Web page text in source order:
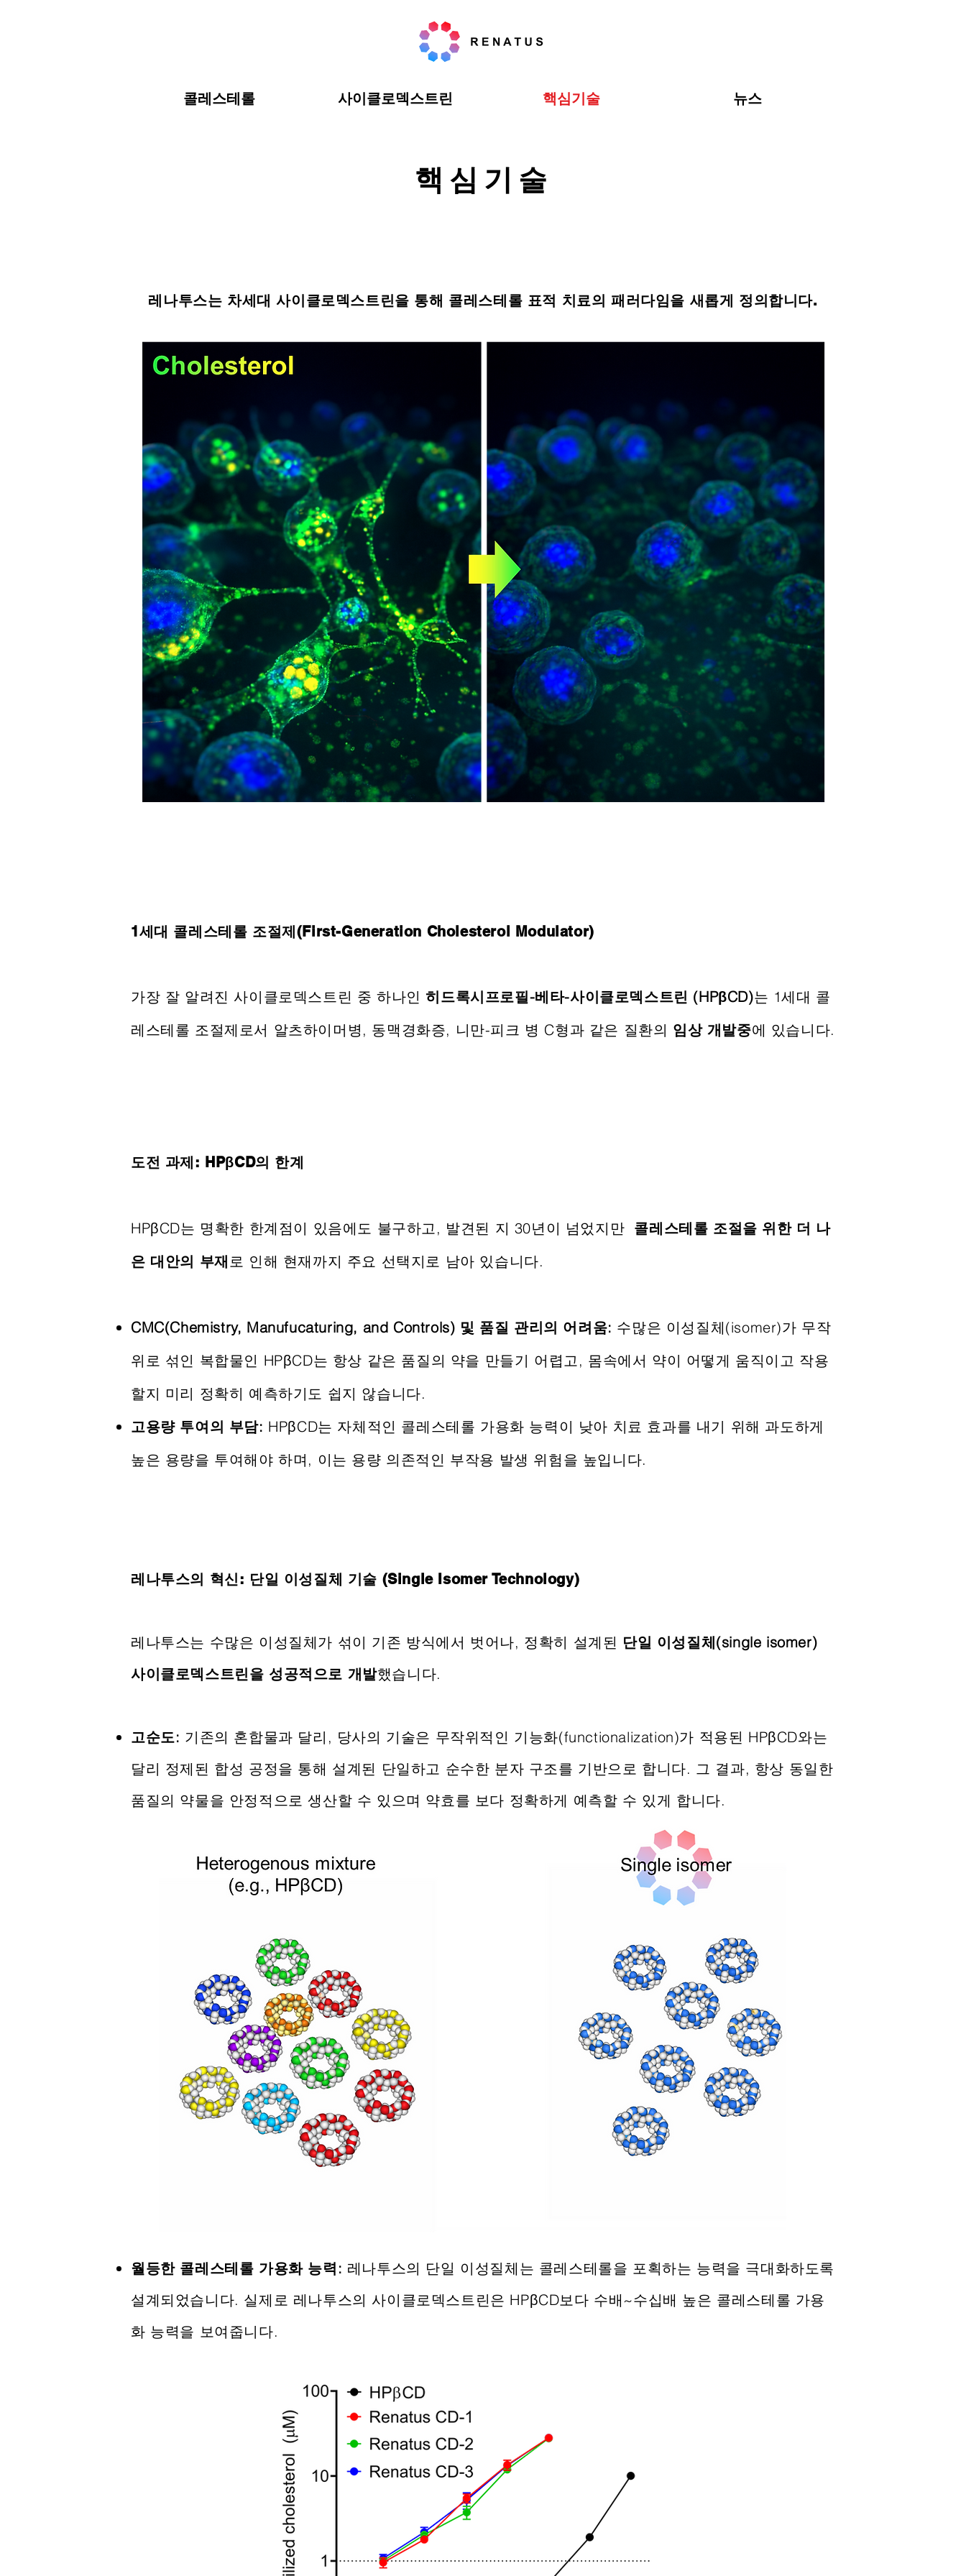
콜레스테롤 사이클로덱스트린 핵심기술 뉴스
핵심​기술
레나투스는 차세대 사이클로덱스트린을 통해 콜레스테롤 표적 치료의 패러다임을 새롭게 정의합니다.
1세대 콜레스테롤 조절제(First-Generation Cholesterol Modulator)
가장 잘 알려진 사이클로덱스트린 중 하나인 히드록시프로필-베타-사이클로덱스트린 (HPβCD)는 1세대 콜
레스테롤 조절제로서 알츠하이머병, 동맥경화증, 니만-피크 병 C형과 같은 질환의 임상 개발중에 있습니다.
도전 과제: HPβCD의 한계
HPβCD는 명확한 한계점이 있음에도 불구하고, 발견된 지 30년이 넘었지만 콜레스테롤 조절을 위한 더 나
은 대안의 부재로 인해 현재까지 주요 선택지로 남아 있습니다.
CMC(Chemistry, Manufucaturing, and Controls) 및 품질 관리의 어려움: 수많은 이성질체(isomer)가 무작
위로 섞인 복합물인 HPβCD는 항상 같은 품질의 약을 만들기 어렵고, 몸속에서 약이 어떻게 움직이고 작용
할지 미리 정확히 예측하기도 쉽지 않습니다.
고용량 투여의 부담: HPβCD는 자체적인 콜레스테롤 가용화 능력이 낮아 치료 효과를 내기 위해 과도하게
높은 용량을 투여해야 하며, 이는 용량 의존적인 부작용 발생 위험을 높입니다.
레나투스의 혁신: 단일 이성질체 기술 (Single Isomer Technology)
레나투스는 수많은 이성질체가 섞이 기존 방식에서 벗어나, 정확히 설계된 단일 이성질체(single isomer)
사이클로덱스트린을 성공적으로 개발했습니다.
고순도: 기존의 혼합물과 달리, 당사의 기술은 무작위적인 기능화(functionalization)가 적용된 HPβCD와는
달리 정제된 합성 공정을 통해 설계된 단일하고 순수한 분자 구조를 기반으로 합니다. 그 결과, 항상 동일한
품질의 약물을 안정적으로 생산할 수 있으며 약효를 보다 정확하게 예측할 수 있게 합니다.
월등한 콜레스테롤 가용화 능력: 레나투스의 단일 이성질체는 콜레스테롤을 포획하는 능력을 극대화하도록
설계되었습니다. 실제로 레나투스의 사이클로덱스트린은 HPβCD보다 수배~수십배 높은 콜레스테롤 가용
화 능력을 보여줍니다.